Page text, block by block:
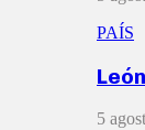
PAÍS
5